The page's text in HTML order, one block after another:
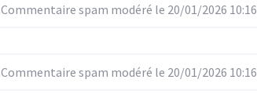
Commentaire spam modéré le 20/01/2026 10:16
Commentaire spam modéré le 20/01/2026 10:16